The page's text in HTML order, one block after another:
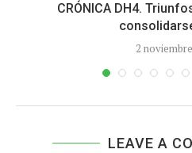
CRÓNICA DH4.
2
LEAVE A